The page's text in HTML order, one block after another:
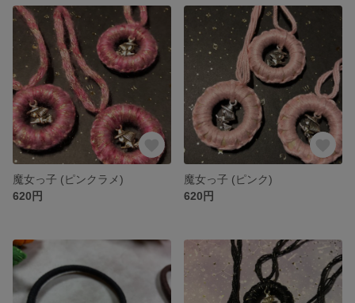
魔女っ子 (ピンクラメ)
620円
魔女っ子 (ピンク)
620円